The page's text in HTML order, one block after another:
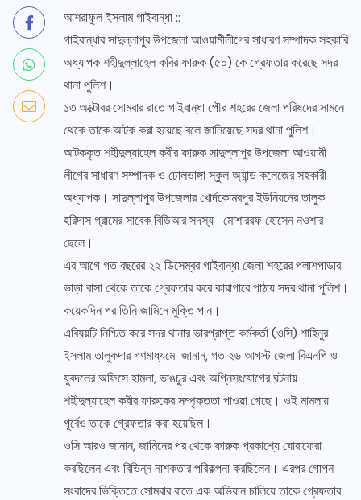
আশরাফুল ইসলাম গাইবান্ধা ::
গাইবান্ধার সাদুল্লাপুর উপজেলা আওয়ামীলীগের সাধারণ সম্পাদক সহকারি
অধ্যাপক শহীদুল্লাহেল কবির ফারুক (৫০) কে গ্রেফতার করেছে সদর
থানা পুলিশ।
১৩ অক্টোবর সোমবার রাতে গাইবান্ধা পৌর শহরের জেলা পরিষদের সামনে
থেকে তাকে আটক করা হয়েছে বলে জানিয়েছে সদর থানা পুলিশ।
আটককৃত শহীদুল্যাহেল কবীর ফারুক সাদুল্লাপুর উপজেলা আওয়ামী
লীগের সাধারণ সম্পাদক ও ঢোলভাঙ্গা স্কুল অ্যান্ড কলেজের সহকারী
অধ্যাপক। সাদুল্লাপুর উপজেলার খোর্দকোমরপুর ইউনিয়নের তালুক
হরিদাস গ্রামের সাবেক বিডিআর সদস্য মোশাররফ হোসেন নওশার
ছেলে।
এর আগে গত বছরের ২২ ডিসেম্বর গাইবান্ধা জেলা শহরের পলাশপাড়ার
ভাড়া বাসা থেকে তাকে গ্রেফতার করে কারাগারে পাঠায় সদর থানা পুলিশ।
কয়েকদিন পর তিনি জামিনে মুক্তি পান।
এবিষয়টি নিশ্চিত করে সদর থানার ভারপ্রাপ্ত কর্মকর্তা (ওসি) শাহিনুর
ইসলাম তালুকদার গণমাধ্যমে জানান, গত ২৬ আগস্ট জেলা বিএনপি ও
যুবদলের অফিসে হামলা, ভাঙচুর এবং অগ্নিসংযোগের ঘটনায়
শহীদুল্যাহেল কবীর ফারুকের সম্পৃক্ততা পাওয়া গেছে। ওই মামলায়
পূর্বেও তাকে গ্রেফতার করা হয়েছিল।
ওসি আরও জানান, জামিনের পর থেকে ফারুক প্রকাশ্যে ঘোরাফেরা
করছিলেন এবং বিভিন্ন নাশকতার পরিকল্পনা করছিলেন। এরপর গোপন
সংবাদের ভিক্তিতে সোমবার রাতে এক অভিযান চালিয়ে তাকে গ্রেফতার